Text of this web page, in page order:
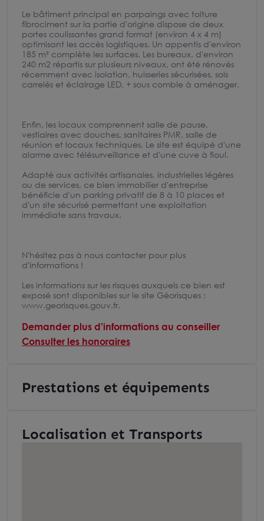
Le bâtiment principal en parpaings avec toiture
fibrociment sur la partie d'origine dispose de deux
portes coulissantes grand format (environ 4 x 4 m)
optimisant les accès logistiques. Un appentis d'environ
185 m² complète les surfaces. Les bureaux, d'environ
240 m2 répartis sur plusieurs niveaux, ont été rénovés
récemment avec isolation, huisseries sécurisées, sols
carrelés et éclairage LED, + sous comble à aménager.
Enfin, les locaux comprennent salle de pause,
vestiaires avec douches, sanitaires PMR, salle de
réunion et locaux techniques. Le site est équipé d'une
alarme avec télésurveillance et d'une cuve à fioul.
Adapté aux activités artisanales, industrielles légères
ou de services, ce bien immobilier d'entreprise
bénéficie d'un parking privatif de 8 à 10 places et
d'un site sécurisé permettant une exploitation
immédiate sans travaux.
N'hésitez pas à nous contacter pour plus
d'informations !
Les informations sur les risques auxquels ce bien est
exposé sont disponibles sur le site Géorisques :
www.georisques.gouv.fr.
Demander plus d'informations au conseiller
Consulter les honoraires
Prestations et équipements
Localisation et Transports